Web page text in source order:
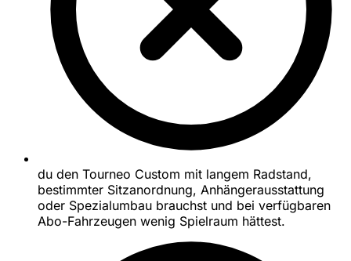
du den Tourneo Custom mit langem Radstand,
bestimmter Sitzanordnung, Anhängerausstattung
oder Spezialumbau brauchst und bei verfügbaren
Abo-Fahrzeugen wenig Spielraum hättest.